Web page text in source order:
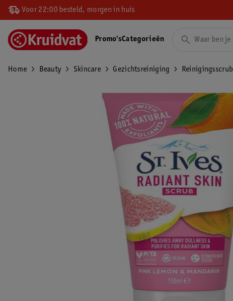
Voor 22:00 besteld, morgen in huis
Promo'sCategorieën
Home Beauty Skincare Gezichtsreiniging Reinigingsscrub